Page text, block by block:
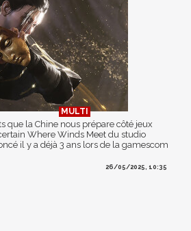
que la Chine nous prépare côté jeux
Where Winds Meet du studio
il y a déjà 3 ans lors de la gamescom
26/05/2025, 10:35